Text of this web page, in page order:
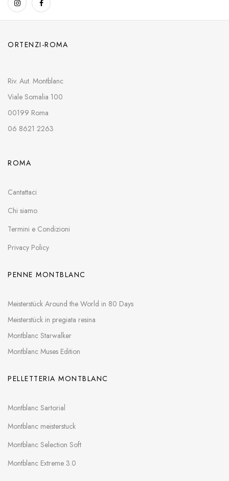
ORTENZI-ROMA
Riv. Aut. Montblanc
Viale Somalia 100
00199 Roma
06 8621 2263
ROMA
Cantattaci
Chi siamo
Termini e Condizioni
Privacy Policy
PENNE MONTBLANC
Meisterstück Around the World in 80 Days
Meisterstück in pregiata resina
Montblanc Starwalker
Montblanc Muses Edition
PELLETTERIA MONTBLANC
Montblanc Sartorial
Montblanc meisterstuck
Montblanc Selection Soft
Montblanc Extreme 3.0